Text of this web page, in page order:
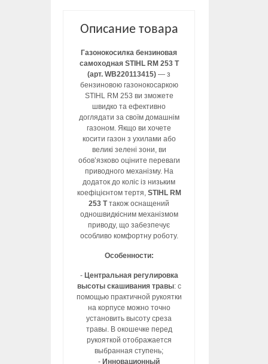
Описание товара
Газонокосилка бензиновая
самоходная STIHL RM 253 T
(арт. WB220113415) — з
бензиновою газонокосаркою
STIHL RM 253 ви зможете
швидко та ефективно
доглядати за своїм домашнім
газоном. Якщо ви хочете
косити газон з ухилами або
великі зелені зони, ви
обов’язково оціните переваги
приводного механізму. На
додаток до коліс із низьким
коефіцієнтом тертя, STIHL RM
253 Tтакож оснащений
одношвидкісним механізмом
приводу, що забезпечує
особливо комфортну роботу.
Особенности:
- Центральная регулировка
высоты скашивания травы: с
помощью практичной рукоятки
на корпусе можно точно
установить высоту среза
травы. В окошечке перед
рукояткой отображается
выбранная ступень;
- Инновационный